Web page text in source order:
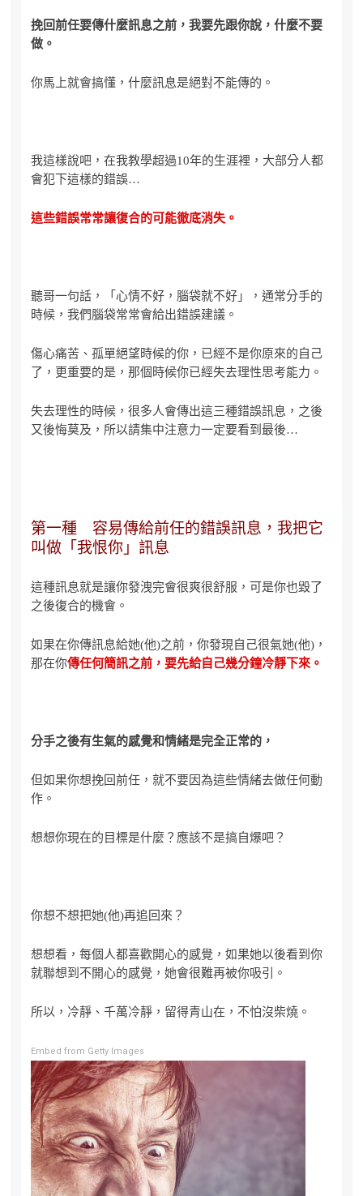
挽回前任要傳什麼訊息之前，我要先跟你說，什麼不要
做。
你馬上就會搞懂，什麼訊息是絕對不能傳的。
我這樣說吧，在我教學超過10年的生涯裡，大部分人都
會犯下這樣的錯誤…
這些錯誤常常讓復合的可能徹底消失。
聽哥一句話，「心情不好，腦袋就不好」，通常分手的
時候，我們腦袋常常會給出錯誤建議。
傷心痛苦、孤單絕望時候的你，已經不是你原來的自己
了，更重要的是，那個時候你已經失去理性思考能力。
失去理性的時候，很多人會傳出這三種錯誤訊息，之後
又後悔莫及，所以請集中注意力一定要看到最後…
第一種 容易傳給前任的錯誤訊息，我把它
叫做「我恨你」訊息
這種訊息就是讓你發洩完會很爽很舒服，可是你也毀了
之後復合的機會。
如果在你傳訊息給她(他)之前，你發現自己很氣她(他)，
那在你傳任何簡訊之前，要先給自己幾分鐘冷靜下來。
分手之後有生氣的感覺和情緒是完全正常的，
但如果你想挽回前任，就不要因為這些情緒去做任何動
作。
想想你現在的目標是什麼？應該不是搞自爆吧？
你想不想把她(他)再追回來？
想想看，每個人都喜歡開心的感覺，如果她以後看到你
就聯想到不開心的感覺，她會很難再被你吸引。
所以，冷靜、千萬冷靜，留得青山在，不怕沒柴燒。
Embed from Getty Images